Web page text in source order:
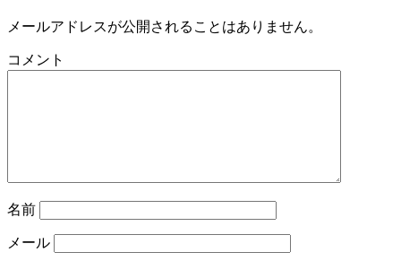
メールアドレスが公開されることはありません。
コメント
名前
メール